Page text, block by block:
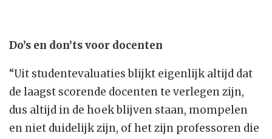
Do’s en don’ts voor docenten
“Uit studentevaluaties blijkt eigenlijk altijd dat
de laagst scorende docenten te verlegen zijn,
dus altijd in de hoek blijven staan, mompelen
en niet duidelijk zijn, of het zijn professoren die